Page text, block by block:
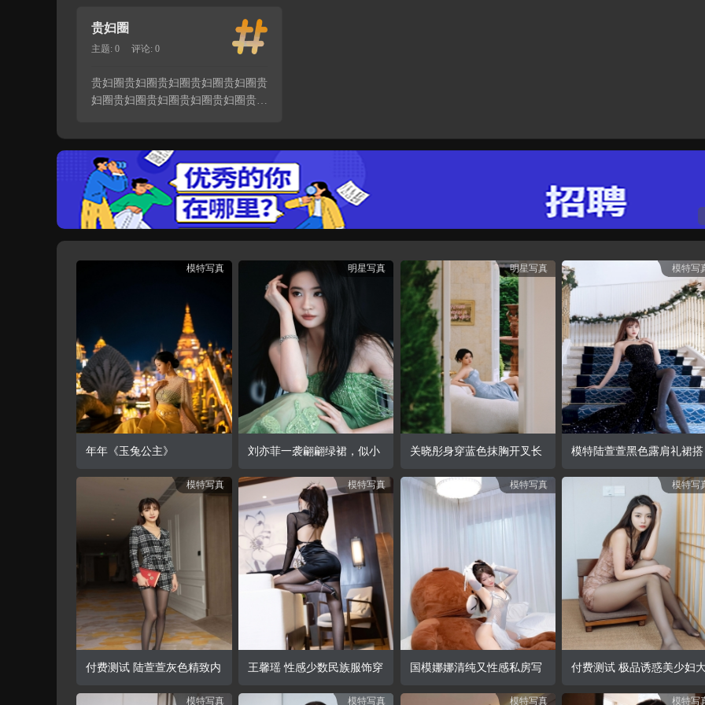
贵妇圈
主题: 0 评论: 0
贵妇圈贵妇圈贵妇圈贵妇圈贵妇圈贵
妇圈贵妇圈贵妇圈贵妇圈贵妇圈贵妇
模特写真
查看详情
年年《玉兔公主》
明星写真
查看详情
刘亦菲一袭翩翩绿裙，似小
荷才露尖角，于凌冬中绽放
无限昂扬生机与活力，活力
满满。
明星写真
查看详情
关晓彤身穿蓝色抹胸开叉长
裙，大秀修长美腿太迷人
模特写
查看详情
模特陆萱萱黑色露肩礼裙搭
配魅惑黑丝泰国旅拍
模特写真
查看详情
付费测试 陆萱萱灰色精致内
模特写真
查看详情
王馨瑶 性感少数民族服饰穿
模特写真
查看详情
国模娜娜清纯又性感私房写
模特写
查看详情
付费测试 极品诱惑美少妇
模特写真 模特写真 模特写真 模特写